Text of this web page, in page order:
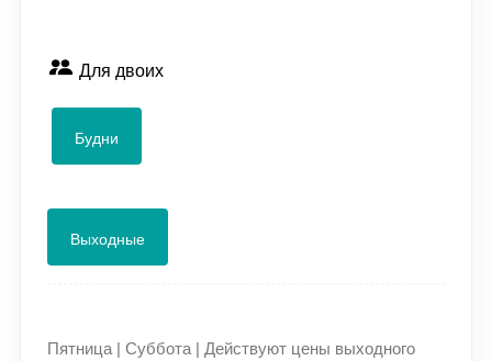
Для двоих
Будни
Выходные
Пятница | Суббота | Действуют цены выходного